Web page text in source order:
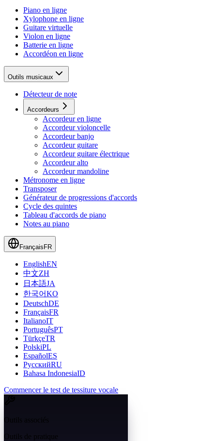
Piano en ligne
Xylophone en ligne
Guitare virtuelle
Violon en ligne
Batterie en ligne
Accordéon en ligne
Outils musicaux
Détecteur de note
Accordeurs
Accordeur en ligne
Accordeur violoncelle
Accordeur banjo
Accordeur guitare
Accordeur guitare électrique
Accordeur alto
Accordeur mandoline
Métronome en ligne
Transposer
Générateur de progressions d'accords
Cycle des quintes
Tableau d'accords de piano
Notes au piano
Français FR
EnglishEN
中文ZH
日本語JA
한국어KO
DeutschDE
FrançaisFR
ItalianoIT
PortuguêsPT
TürkçeTR
PolskiPL
EspañolES
РусскийRU
Bahasa IndonesiaID
Commencer le test de tessiture vocale
Outils associés
Outils de pratique